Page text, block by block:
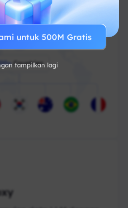
untuk 500M Gratis
tampilkan lagi